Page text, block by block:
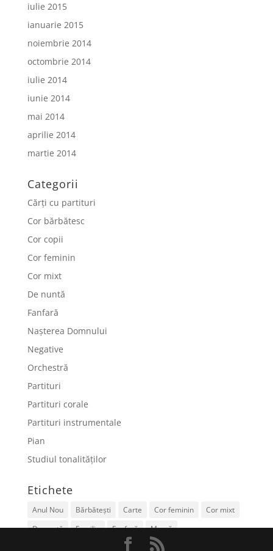
iulie 2015
ianuarie 2015
noiembrie 2014
octombrie 2014
iulie 2014
iunie 2014
mai 2014
aprilie 2014
martie 2014
Categorii
Cărți cu partituri
Cor bărbătesc
Cor copii
Cor feminin
Cor mixt
De nuntă
Fanfară
Nașterea Domnului
Negative
Orchestră
Partituri
Partituri corale
Partituri instrumentale
Pian
Studiul tonalităților
Etichete
Anul Nou Bărbătești Carte Cor feminin
Cor mixt
De nuntă
Familie Fanfară
Mamă
Orchestră